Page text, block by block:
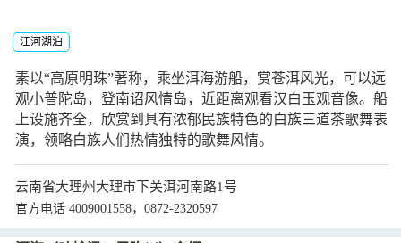
江河湖泊
素以“高原明珠”著称，乘坐洱海游船，赏苍洱风光，可以远
观小普陀岛，登南诏风情岛，近距离观看汉白玉观音像。船
上设施齐全，欣赏到具有浓郁民族特色的白族三道茶歌舞表
演，领略白族人们热情独特的歌舞风情。
云南省大理州大理市下关洱河南路1号
官方电话 4009001558，0872-2320597